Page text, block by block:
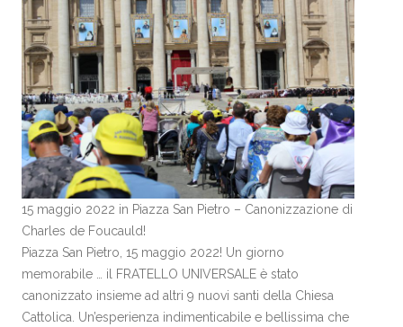
15 maggio 2022 in Piazza San Pietro – Canonizzazione di
Charles de Foucauld!
Piazza San Pietro, 15 maggio 2022! Un giorno
memorabile … il FRATELLO UNIVERSALE è stato
canonizzato insieme ad altri 9 nuovi santi della Chiesa
Cattolica. Un’esperienza indimenticabile e bellissima che